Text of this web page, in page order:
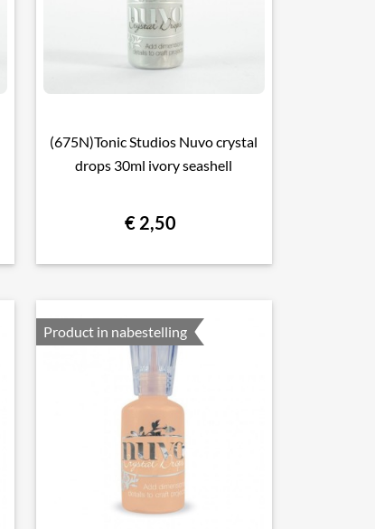
 Snel bekijken
(675N)Tonic Studios Nuvo crystal
drops 30ml ivory seashell
€ 2,50
Product in nabestelling